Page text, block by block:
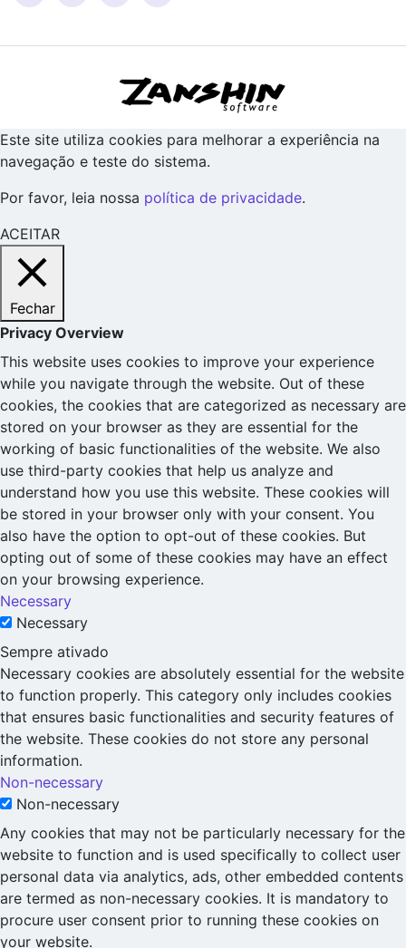
Este site utiliza cookies para melhorar a experiência na
navegação e teste do sistema.
Por favor, leia nossa política de privacidade.
ACEITAR
Fechar
Privacy Overview
This website uses cookies to improve your experience
while you navigate through the website. Out of these
cookies, the cookies that are categorized as necessary are
stored on your browser as they are essential for the
working of basic functionalities of the website. We also
use third-party cookies that help us analyze and
understand how you use this website. These cookies will
be stored in your browser only with your consent. You
also have the option to opt-out of these cookies. But
opting out of some of these cookies may have an effect
on your browsing experience.
Necessary
Necessary
Sempre ativado
Necessary cookies are absolutely essential for the website
to function properly. This category only includes cookies
that ensures basic functionalities and security features of
the website. These cookies do not store any personal
information.
Non-necessary
Non-necessary
Any cookies that may not be particularly necessary for the
website to function and is used specifically to collect user
personal data via analytics, ads, other embedded contents
are termed as non-necessary cookies. It is mandatory to
procure user consent prior to running these cookies on
your website.